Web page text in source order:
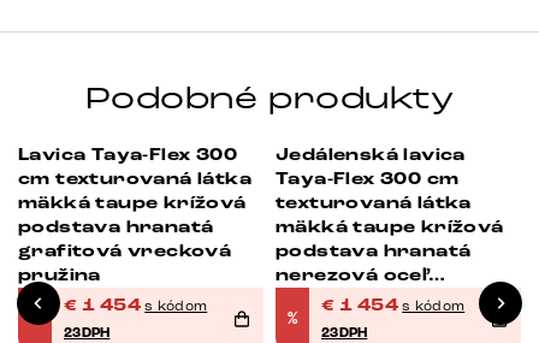
Podobné produkty
-23%
Lavica Taya-Flex 300
cm texturovaná látka
mäkká taupe krížová
podstava hranatá
grafitová vrecková
pružina
%
€ 1 454 s kódom
23DPH
Jedálenská lavica
Taya-Flex 300 cm
texturovaná látka
mäkká taupe krížová
podstava hranatá
nerezová oceľ
vrecková pružina
%
€ 1 454 s kódom
23DPH